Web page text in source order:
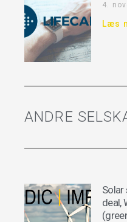
4.
Læs
ANDRE
Solar
deal,